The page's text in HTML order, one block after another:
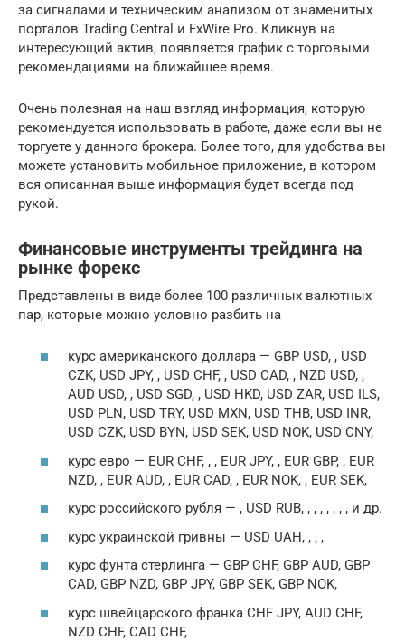
за сигналами и техническим анализом от знаменитых
порталов Trading Central и FxWire Pro. Кликнув на
интересующий актив, появляется график с торговыми
рекомендациями на ближайшее время.
Очень полезная на наш взгляд информация, которую
рекомендуется использовать в работе, даже если вы не
торгуете у данного брокера. Более того, для удобства вы
можете установить мобильное приложение, в котором
вся описанная выше информация будет всегда под
рукой.
Финансовые инструменты трейдинга на
рынке форекс
Представлены в виде более 100 различных валютных
пар, которые можно условно разбить на
курс американского доллара — GBP USD, , USD
CZK, USD JPY, , USD CHF, , USD CAD, , NZD USD, ,
AUD USD, , USD SGD, , USD HKD, USD ZAR, USD ILS,
USD PLN, USD TRY, USD MXN, USD THB, USD INR,
USD CZK, USD BYN, USD SEK, USD NOK, USD CNY,
курс евро — EUR CHF, , , EUR JPY, , EUR GBP, , EUR
NZD, , EUR AUD, , EUR CAD, , EUR NOK, , EUR SEK,
курс российского рубля — , USD RUB, , , , , , , , и др.
курс украинской гривны — USD UAH, , , ,
курс фунта стерлинга — GBP CHF, GBP AUD, GBP
CAD, GBP NZD, GBP JPY, GBP SEK, GBP NOK,
курс швейцарского франка CHF JPY, AUD CHF,
NZD CHF, CAD CHF,